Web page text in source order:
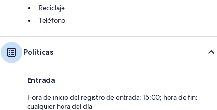
Reciclaje
Teléfono
Políticas
Entrada
Hora de inicio del registro de entrada: 15:00; hora de fin:
cualquier hora del día